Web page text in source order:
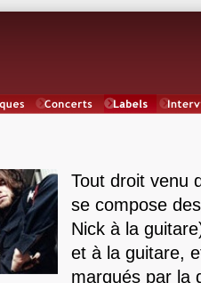
Tout droit venu
se compose
Nick à la
et à la guitare,
marqués par la